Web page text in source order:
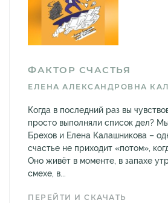
ФАКТОР СЧАСТЬЯ
ЕЛЕНА АЛЕКСАНДРОВНА
Когда в последний раз вы
просто выполняли список дел?
Брехов и Елена Калашникова –
счастье не приходит «потом»,
Оно живёт в моменте, в запахе
смехе, в...
ПЕРЕЙТИ И СКАЧАТЬ